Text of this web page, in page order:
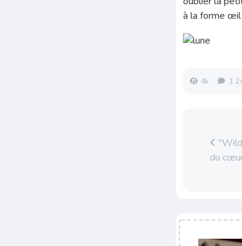
à la forme œil
4k 1
du